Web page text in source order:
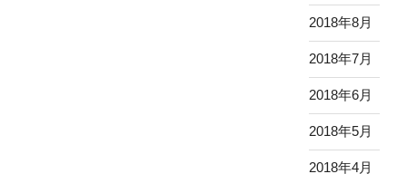
2018年8月
2018年7月
2018年6月
2018年5月
2018年4月